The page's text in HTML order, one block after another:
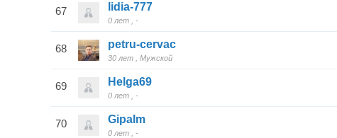
67 lidia-777
0 лет -
68 petru-cervac
30 лет Мужской
69 Helga69
0 лет -
70 GipaIm
0 лет -